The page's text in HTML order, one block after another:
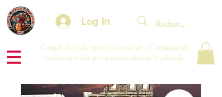
Log In
Congés d'été du 29/07 au 10/08/26 : Commandes
traitées une fois par semaine durant la période.